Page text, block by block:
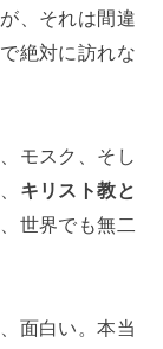
、それは間違
絶対に訪れな
モスク、そし
キリスト教と
、世界でも無二
面白い。本当